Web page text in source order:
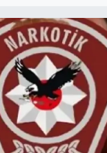
2018